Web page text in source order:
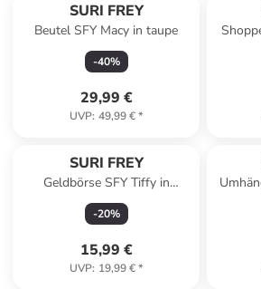
SURI FREY
Beutel SFY Macy in taupe
-40%
29,99 €
UVP: 49,99 €*
SURI FREY
Geldbörse SFY Tiffy in
darkbrown 218
-20%
15,99 €
UVP: 19,99 €*